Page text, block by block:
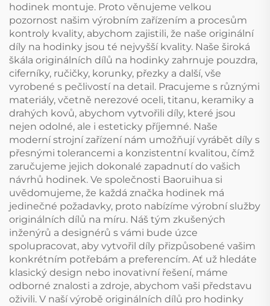
hodinek montuje. Proto věnujeme velkou
pozornost našim výrobním zařízením a procesům
kontroly kvality, abychom zajistili, že naše originální
díly na hodinky jsou té nejvyšší kvality. Naše široká
škála originálních dílů na hodinky zahrnuje pouzdra,
ciferníky, ručičky, korunky, přezky a další, vše
vyrobené s pečlivostí na detail. Pracujeme s různými
materiály, včetně nerezové oceli, titanu, keramiky a
drahých kovů, abychom vytvořili díly, které jsou
nejen odolné, ale i esteticky příjemné. Naše
moderní strojní zařízení nám umožňují vyrábět díly s
přesnými tolerancemi a konzistentní kvalitou, čímž
zaručujeme jejich dokonalé zapadnutí do vašich
návrhů hodinek. Ve společnosti Baoruihua si
uvědomujeme, že každá značka hodinek má
jedinečné požadavky, proto nabízíme výrobní služby
originálních dílů na míru. Náš tým zkušených
inženýrů a designérů s vámi bude úzce
spolupracovat, aby vytvořil díly přizpůsobené vašim
konkrétním potřebám a preferencím. Ať už hledáte
klasický design nebo inovativní řešení, máme
odborné znalosti a zdroje, abychom vaši představu
oživili. V naší výrobě originálních dílů pro hodinky